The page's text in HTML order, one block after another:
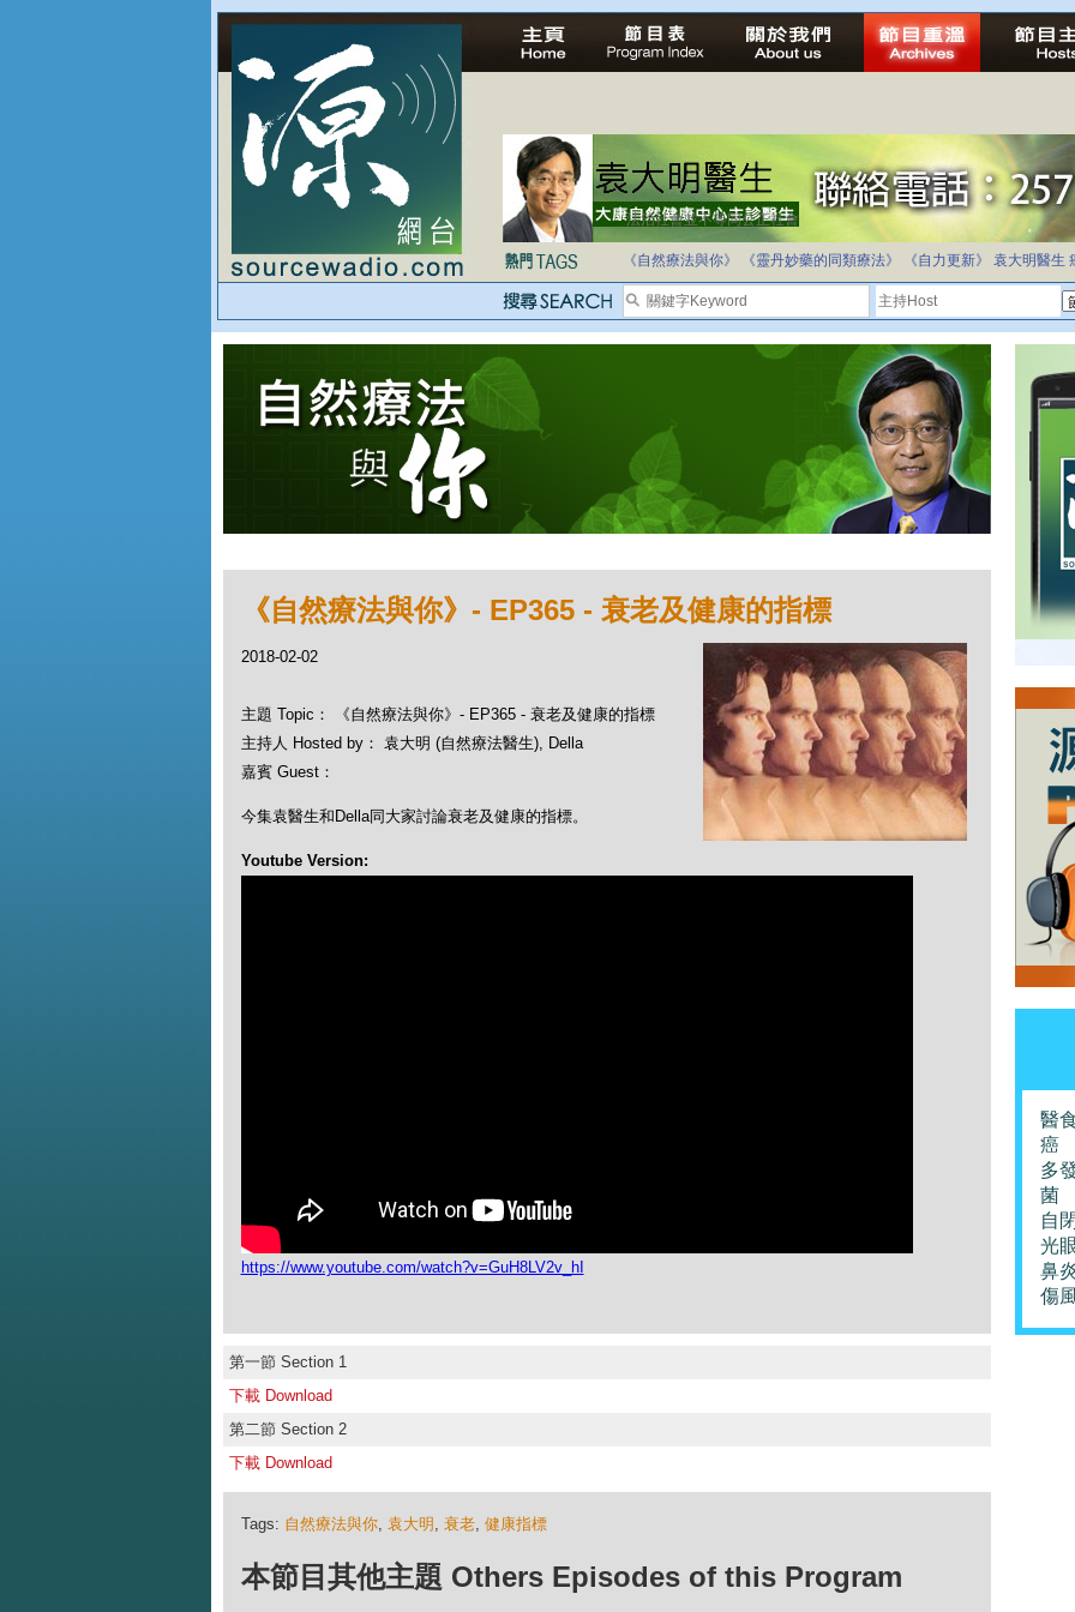
法治社會並不等同公正社會
自家教育合法化-推動多元化教育，全民學卷制
《自然療法與你》
《靈丹妙藥的同類療法》 《自力更新》 袁大明醫生
《自然療法與你》- EP365 - 衰老及健康的指標
2018-02-02
主題 Topic： 《自然療法與你》- EP365 - 衰老及健康的指標
主持人 Hosted by： 袁大明 (自然療法醫生), Della
嘉賓 Guest：
今集袁醫生和Della同大家討論衰老及健康的指標。
Youtube Version:
https://www.youtube.com/watch?v=GuH8LV2v_hI
第一節 Section 1
下載 Download
第二節 Section 2
下載 Download
Tags: 自然療法與你, 袁大明 , 衰老, 健康指標
本節目其他主題 Others Episodes of this Program
醫
癌
多
菌
自
光
鼻
傷